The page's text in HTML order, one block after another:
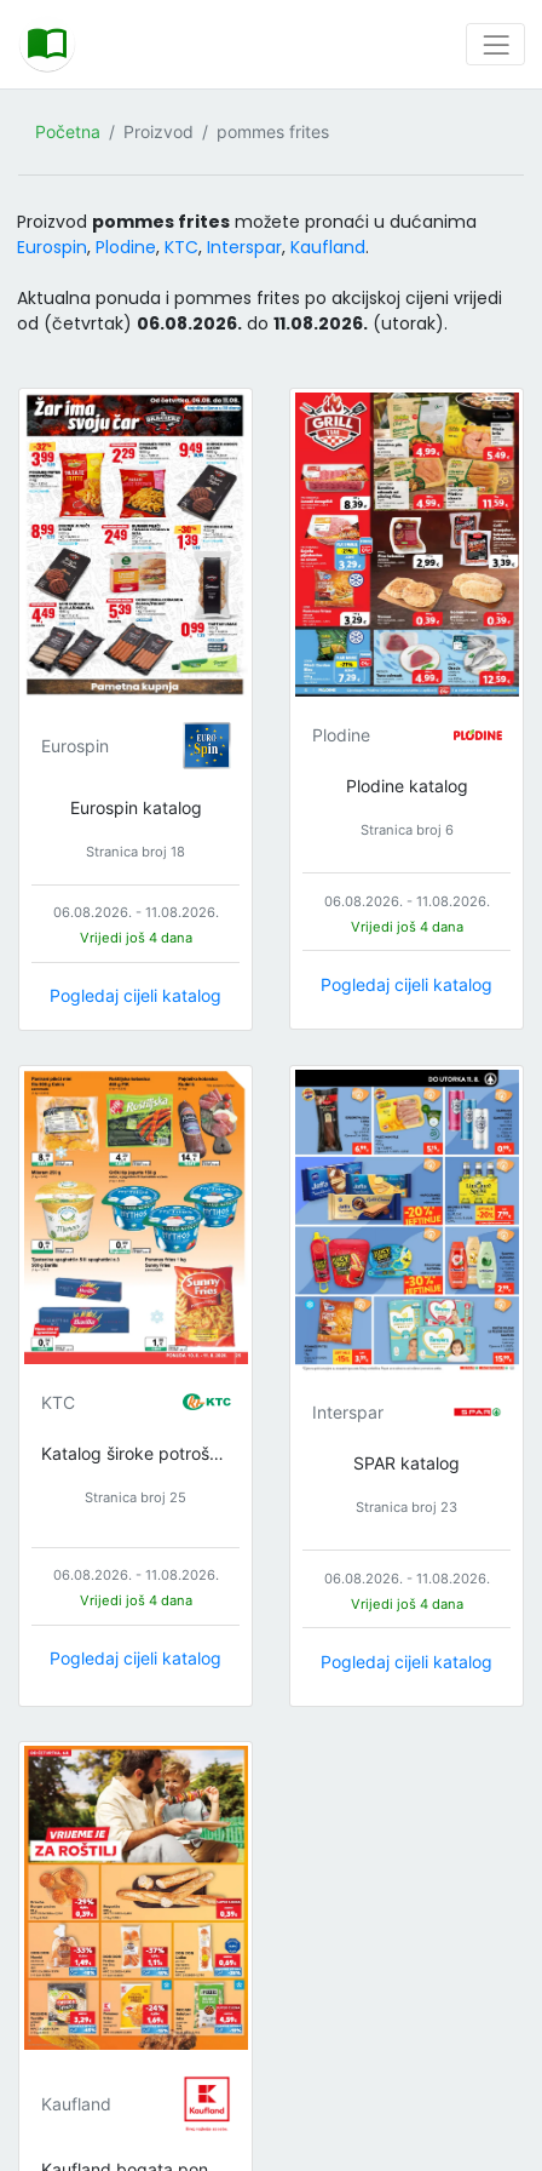
Početna Proizvod pommes frites
Proizvod pommes frites možete pronaći u dućanima
Eurospin, Plodine, KTC, Interspar, Kaufland.
Aktualna ponuda i pommes frites po akcijskoj cijeni vrijedi
od (četvrtak) 06.08.2026. do 11.08.2026. (utorak).
Eurospin
Eurospin katalog
Stranica broj 18
06.08.2026. - 11.08.2026.
Vrijedi još 4 dana
Pogledaj cijeli katalog
Plodine
Plodine katalog
Stranica broj 6
06.08.2026. - 11.08.2026.
Vrijedi još 4 dana
Pogledaj cijeli katalog
KTC
Katalog široke potrošnje
Stranica broj 25
06.08.2026. - 11.08.2026.
Vrijedi još 4 dana
Pogledaj cijeli katalog
Interspar
SPAR katalog
Stranica broj 23
06.08.2026. - 11.08.2026.
Vrijedi još 4 dana
Pogledaj cijeli katalog
Kaufland